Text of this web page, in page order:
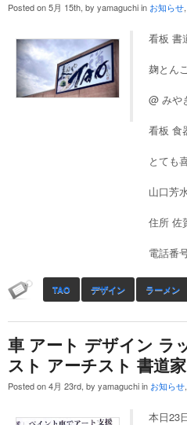
Posted on 5月 15th, by yamaguchi in お知らせ,
看板 書
麹とん
@ みや
看板 食
とても
山口芳
住所 佐
電話番
TAO デザイン ラーメン
車 アート デザイン ラ
スト アーチスト 書道
Posted on 4月 23rd, by yamaguchi in お知らせ,
本日23